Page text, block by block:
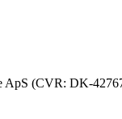
ApS (CVR: DK-